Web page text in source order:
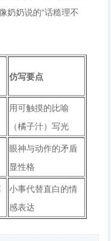
奶奶说的“话糙理不
仿写要点
用可触摸的比喻
（橘子汁）写光
眼神与动作的矛盾
显性格
小事代替直白的情
感表达